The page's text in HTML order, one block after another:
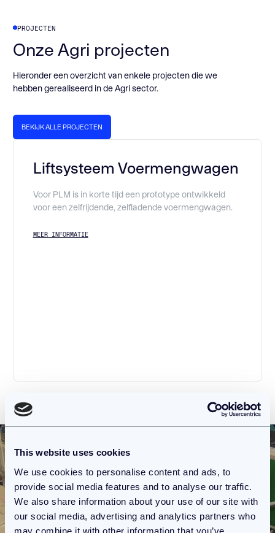
This website uses cookies
We use cookies to personalise content and ads, to
provide social media features and to analyse our traffic.
We also share information about your use of our site with
our social media, advertising and analytics partners who
may combine it with other information that you’ve
PROJECTEN
Onze Agri projecten
Hieronder een overzicht van enkele projecten die we
hebben gerealiseerd in de Agri sector.
BEKIJK ALLE PROJECTEN
Liftsysteem Voermengwagen
Voor PLM is in korte tijd een prototype ontwikkeld
voor een zelfrijdende, zelfladende voermengwagen.
MEER INFORMATIE